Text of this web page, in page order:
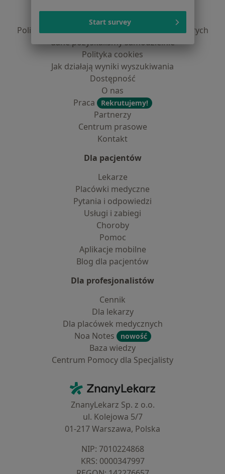
Polityka prywatności profesjonalistów
Polityka prywatności dla profesjonalistów, których
dane pozyskaliśmy samodzielnie
Polityka cookies
Jak działają wyniki wyszukiwania
Dostępność
O nas
Praca
Rekrutujemy!
Partnerzy
Centrum prasowe
Kontakt
Dla pacjentów
Lekarze
Placówki medyczne
Pytania i odpowiedzi
Usługi i zabiegi
Choroby
Pomoc
Aplikacje mobilne
Blog dla pacjentów
Dla profesjonalistów
Cennik
Dla lekarzy
Dla placówek medycznych
Noa Notes
nowość
Baza wiedzy
Centrum Pomocy dla Specjalisty
ZnanyLekarz - Strona główna
ZnanyLekarz Sp. z o.o.
ul. Kolejowa 5/7
01-217 Warszawa, Polska
NIP: ⁠7010224868
KRS: ⁠0000347997
Start survey